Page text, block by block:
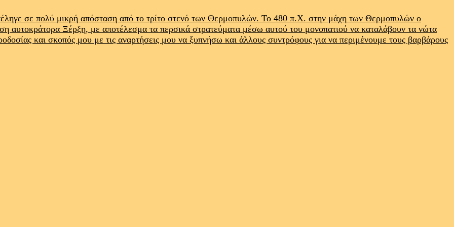
σε πολύ μικρή απόσταση από το τρίτο στενό των Θερμοπυλών. Το 480 π.Χ. στην μάχη των Θερμοπυλών ο
αυτοκράτορα Ξέρξη, με αποτέλεσμα τα περσικά στρατεύματα μέσω αυτού του μονοπατιού να καταλάβουν τα νώτα
και σκοπός μου με τις αναρτήσεις μου να ξυπνήσω και άλλους συντρόφους για να περιμένουμε τους βαρβάρους